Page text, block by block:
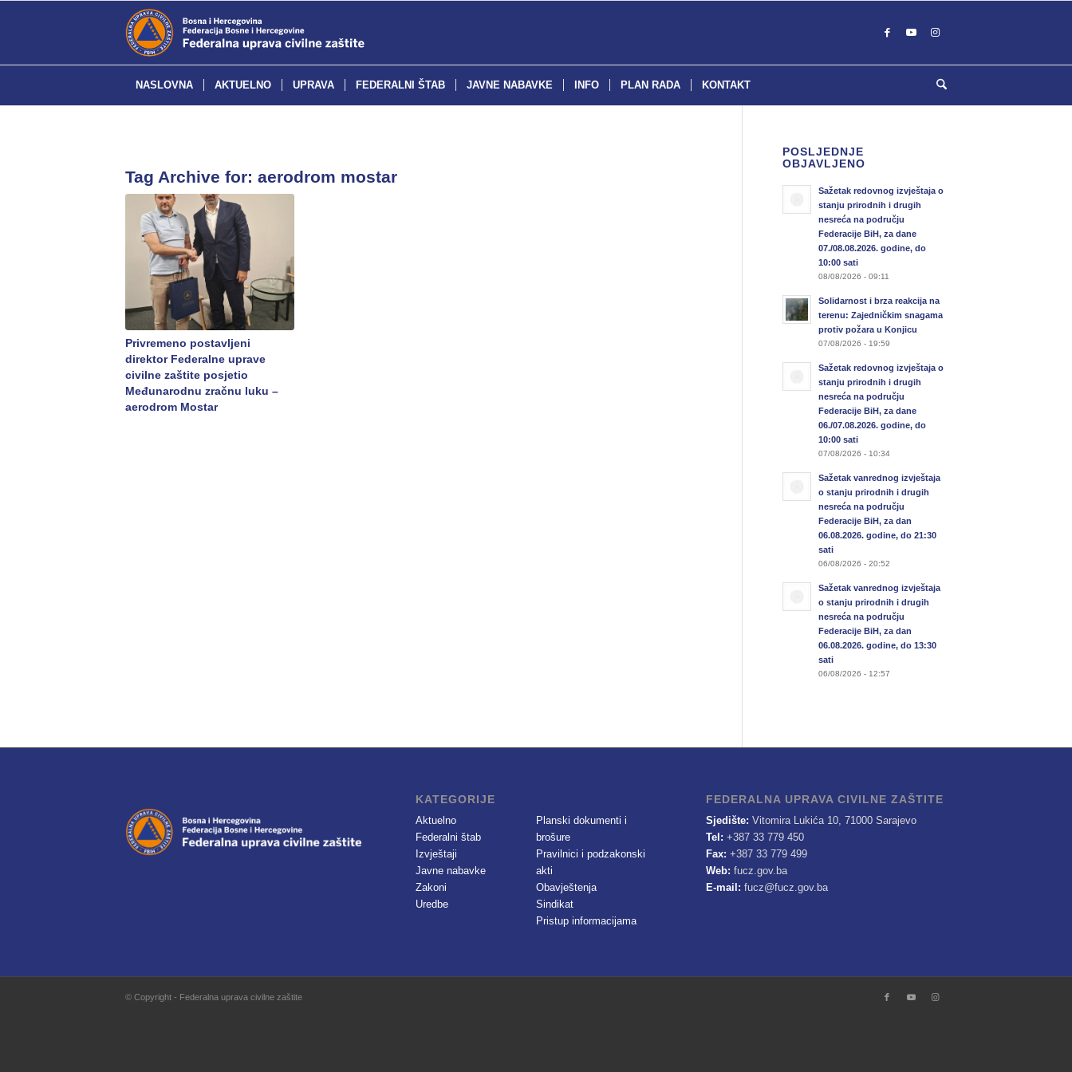
NASLOVNA AKTUELNO UPRAVA FEDERALNI ŠTAB JAVNE NABAVKE INFO PLAN RADA KONTAKT
Tag Archive for: aerodrom mostar
Privremeno postavljeni
direktor Federalne uprave
civilne zaštite posjetio
Međunarodnu zračnu luku –
aerodrom Mostar
POSLJEDNJE
OBJAVLJENO
Sažetak redovnog izvještaja o
stanju prirodnih i drugih
nesreća na području
Federacije BiH, za dane
07./08.08.2026. godine, do
10:00 sati
08/08/2026 - 09:11
Solidarnost i brza reakcija na
terenu: Zajedničkim snagama
protiv požara u Konjicu
07/08/2026 - 19:59
Sažetak redovnog izvještaja o
stanju prirodnih i drugih
nesreća na području
Federacije BiH, za dane
06./07.08.2026. godine, do
10:00 sati
07/08/2026 - 10:34
Sažetak vanrednog izvještaja
o stanju prirodnih i drugih
nesreća na području
Federacije BiH, za dan
06.08.2026. godine, do 21:30
sati
06/08/2026 - 20:52
Sažetak vanrednog izvještaja
o stanju prirodnih i drugih
nesreća na području
Federacije BiH, za dan
06.08.2026. godine, do 13:30
sati
06/08/2026 - 12:57
KATEGORIJE
Aktuelno
Federalni štab
Izvještaji
Javne nabavke
Zakoni
Uredbe
Planski dokumenti i
brošure
Pravilnici i podzakonski
akti
Obavještenja
Sindikat
Pristup informacijama
FEDERALNA UPRAVA CIVILNE ZAŠTITE
Sjedište: Vitomira Lukića 10, 71000 Sarajevo
Tel: +387 33 779 450
Fax: +387 33 779 499
Web: fucz.gov.ba
E-mail: fucz@fucz.gov.ba
© Copyright - Federalna uprava civilne zaštite